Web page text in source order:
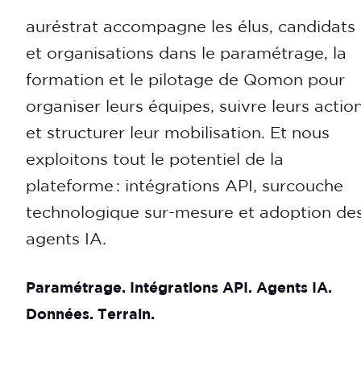
auréstrat accompagne les élus, candidats
et organisations dans le paramétrage, la
formation et le pilotage de Qomon pour
organiser leurs équipes, suivre leurs
et structurer leur mobilisation. Et nous
exploitons tout le potentiel de la
plateforme : intégrations API, surcouche
technologique sur-mesure et adoption
agents IA.
Paramétrage. Intégrations API. Agents IA.
Données. Terrain.